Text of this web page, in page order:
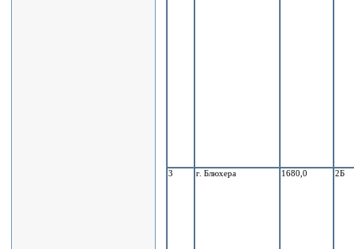
3 г. Блюхера 1680,0 2Б